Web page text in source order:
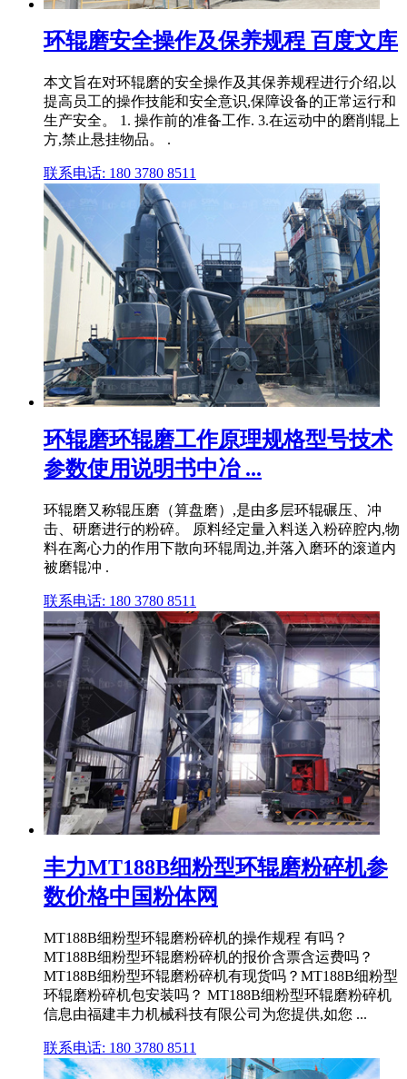
环辊磨安全操作及保养规程 百度文库
本文旨在对环辊磨的安全操作及其保养规程进行介绍,以
提高员工的操作技能和安全意识,保障设备的正常运行和
生产安全。 1. 操作前的准备工作. 3.在运动中的磨削辊上
方,禁止悬挂物品。 .
联系电话: 180 3780 8511
环辊磨环辊磨工作原理规格型号技术
参数使用说明书中冶 ...
环辊磨又称辊压磨（算盘磨）,是由多层环辊碾压、冲
击、研磨进行的粉碎。 原料经定量入料送入粉碎腔内,物
料在离心力的作用下散向环辊周边,并落入磨环的滚道内
被磨辊冲 .
联系电话: 180 3780 8511
丰力MT188B细粉型环辊磨粉碎机参
数价格中国粉体网
MT188B细粉型环辊磨粉碎机的操作规程 有吗？
MT188B细粉型环辊磨粉碎机的报价含票含运费吗？
MT188B细粉型环辊磨粉碎机有现货吗？MT188B细粉型
环辊磨粉碎机包安装吗？ MT188B细粉型环辊磨粉碎机
信息由福建丰力机械科技有限公司为您提供,如您 ...
联系电话: 180 3780 8511